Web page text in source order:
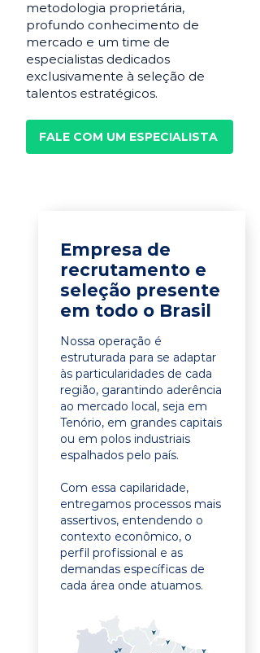
metodologia proprietária,
profundo conhecimento de
mercado e um time de
especialistas dedicados
exclusivamente à seleção de
talentos estratégicos.
FALE COM UM ESPECIALISTA
Empresa de
recrutamento e
seleção presente
em todo o Brasil
Nossa operação é
estruturada para se adaptar
às particularidades de cada
região, garantindo aderência
ao mercado local, seja em
Tenório, em grandes capitais
ou em polos industriais
espalhados pelo país.
Com essa capilaridade,
entregamos processos mais
assertivos, entendendo o
contexto econômico, o
perfil profissional e as
demandas específicas de
cada área onde atuamos.